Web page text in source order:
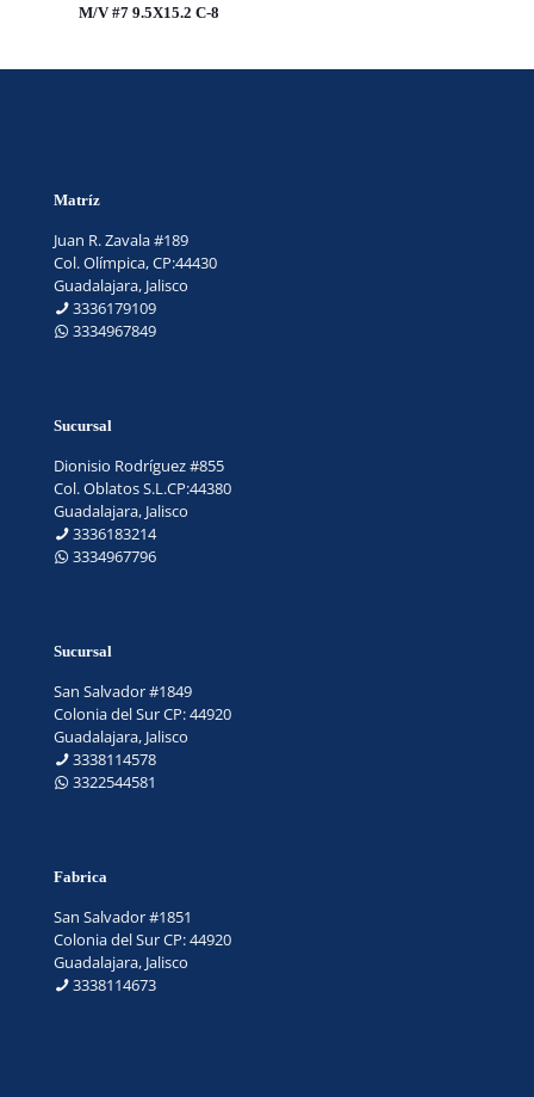
M/V #7 9.5X15.2 C-8
Matríz
Juan R. Zavala #189
Col. Olímpica, CP:44430
Guadalajara, Jalisco
3336179109
3334967849
Sucursal
Dionisio Rodríguez #855
Col. Oblatos S.L.CP:44380
Guadalajara, Jalisco
3336183214
3334967796
Sucursal
San Salvador #1849
Colonia del Sur CP: 44920
Guadalajara, Jalisco
3338114578
3322544581
Fabrica
San Salvador #1851
Colonia del Sur CP: 44920
Guadalajara, Jalisco
3338114673